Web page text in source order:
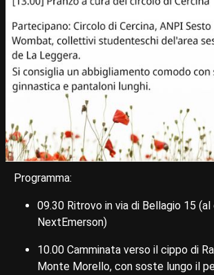
Programma:
09.30 Ritrovo in via di Bellagio 15 (al
NextEmerson)
10.00 Camminata verso il cippo di
Monte Morello, con soste lungo il